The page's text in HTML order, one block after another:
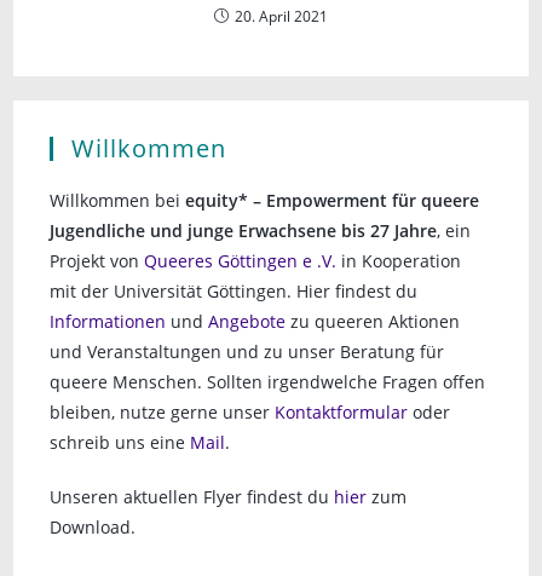
20. April 2021
Willkommen
Willkommen beiequity* – Empowerment für queere
Jugendliche und junge Erwachsene bis 27 Jahre, ein
Projekt vonQueeres Göttingen e .V. in Kooperation
mit der Universität Göttingen. Hier findest du
Informationen undAngebote zu queeren Aktionen
und Veranstaltungen und zu unser Beratung für
queere Menschen. Sollten irgendwelche Fragen offen
bleiben, nutze gerne unser Kontaktformular oder
schreib uns eine Mail.
Unseren aktuellen Flyer findest du hier zum
Download.